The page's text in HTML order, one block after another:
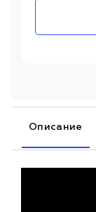
Описание